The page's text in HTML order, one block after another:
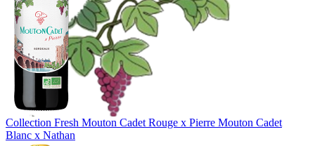
Collection Fresh Mouton Cadet Rouge x Pierre Mouton Cadet
Blanc x Nathan